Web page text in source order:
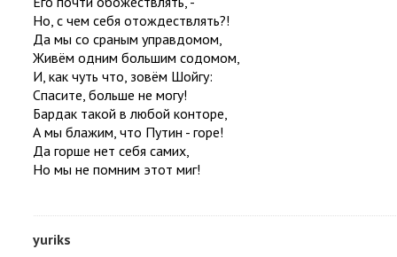
Но, с чем себя отождествлять?!
Да мы со сраным управдомом,
Живём одним большим содомом,
И, как чуть что, зовём Шойгу:
Спасите, больше не могу!
Бардак такой в любой конторе,
А мы блажим, что Путин - горе!
Да горше нет себя самих,
Но мы не помним этот миг!
yuriks